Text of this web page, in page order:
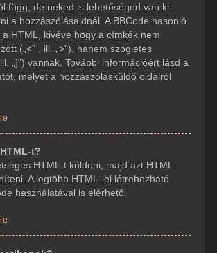
függ, de neked is lehetőséged van ki-
a hozzászólásaidnál. A BBCode hasonló
HTML, kivéve hogy a címkék nem
(„<” , ill. „>”), hanem szögletes
„]”) vannak. További információért lásd a
melyet a hozzászólásküldő oldalról
t?
HTML-t küldeni, majd azt HTML-
A legtöbb HTML-lel létrehozható
használatával is elérhető.